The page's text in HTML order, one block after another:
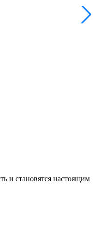
и становятся настоящим